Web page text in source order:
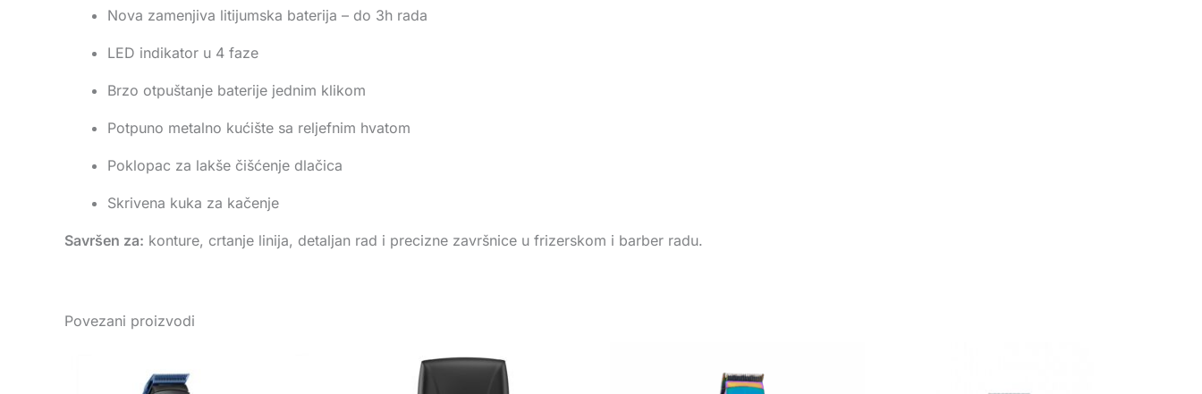
Nova zamenjiva litijumska baterija – do 3h rada
LED indikator u 4 faze
Brzo otpuštanje baterije jednim klikom
Potpuno metalno kućište sa reljefnim hvatom
Poklopac za lakše čišćenje dlačica
Skrivena kuka za kačenje
Savršen za: konture, crtanje linija, detaljan rad i precizne završnice u frizerskom i barber radu.
Povezani proizvodi